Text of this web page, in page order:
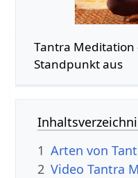
Tantra
Standpunkt aus
1 Arten von
2 Video Tantra